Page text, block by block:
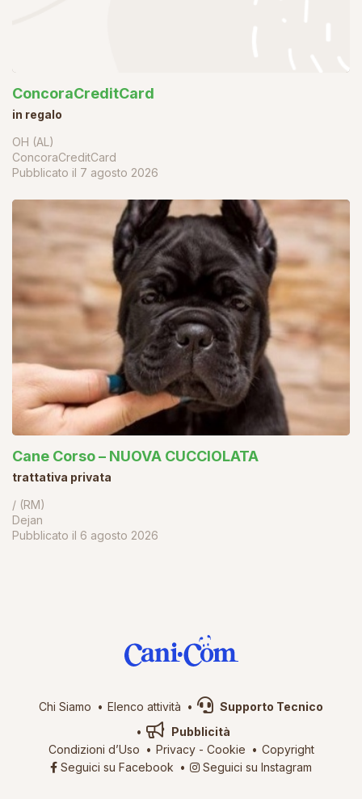
ConcoraCreditCard
in regalo
OH (AL)
ConcoraCreditCard
Pubblicato il 7 agosto 2026
Cane Corso – NUOVA CUCCIOLATA
trattativa privata
/ (RM)
Dejan
Pubblicato il 6 agosto 2026
Chi Siamo Elenco attività
Supporto Tecnico
Pubblicità
Condizioni d’Uso
Privacy- Cookie
Copyright
Seguici su Facebook
Seguici su Instagram